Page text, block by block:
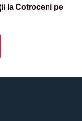
la Cotroceni pe